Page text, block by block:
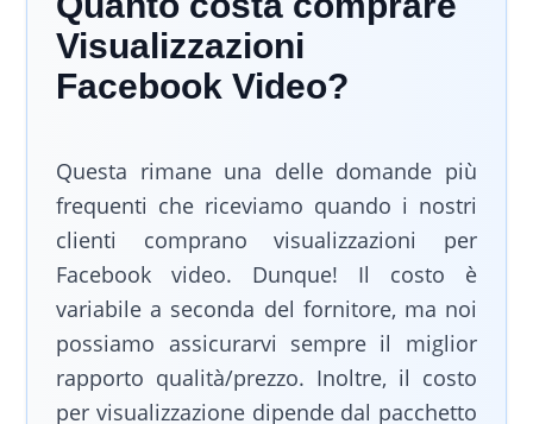
Visualizzazioni
Facebook Video?
Questa rimane una delle domande più
frequenti che riceviamo quando i nostri
clienti comprano visualizzazioni per
Facebook video. Dunque! Il costo è
variabile a seconda del fornitore, ma noi
possiamo assicurarvi sempre il miglior
rapporto qualità/prezzo. Inoltre, il costo
per visualizzazione dipende dal pacchetto